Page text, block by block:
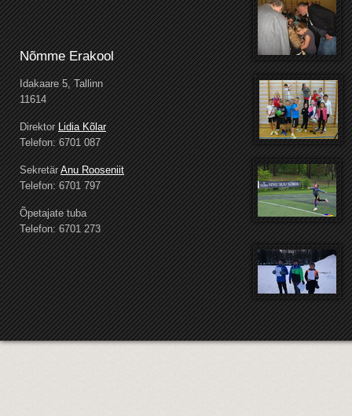
Nõmme Erakool
Idakaare 5, Tallinn
11614
DirektorLidia Kõlar
Telefon: 6701 087
SekretärAnu Rooseniit
Telefon: 6701 797
Õpetajate tuba
Telefon: 6701 273